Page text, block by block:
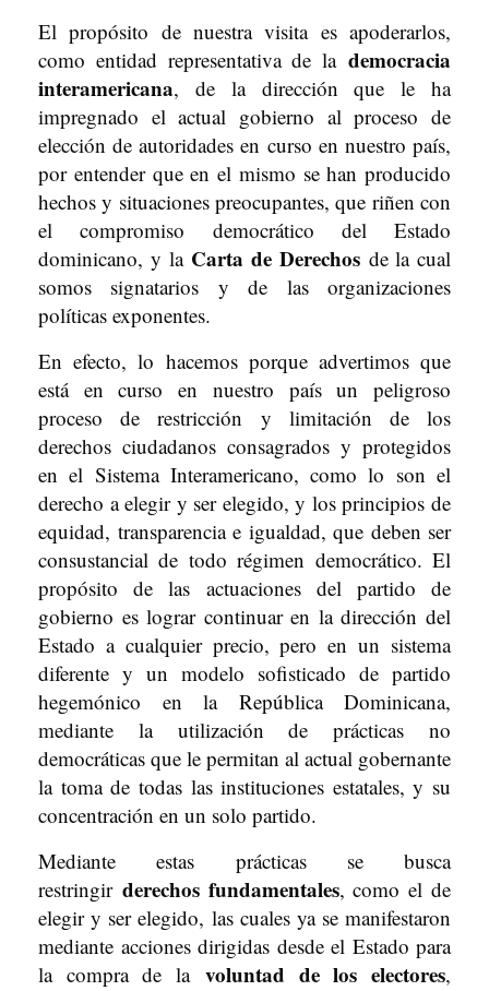
El propósito de nuestra visita es apoderarlos,
como entidad representativa de lademocracia
interamericana, de la dirección que le ha
impregnado el actual gobierno al proceso de
elección de autoridades en curso en nuestro país,
por entender que en el mismo se han producido
hechos y situaciones preocupantes, que riñen con
el compromiso democrático del Estado
dominicano, y laCarta de Derechosde la cual
somos signatarios y de las organizaciones
políticas exponentes.
En efecto, lo hacemos porque advertimos que
está en curso en nuestro país un peligroso
proceso de restricción y limitación de los
derechos ciudadanos consagrados y protegidos
en el Sistema Interamericano, como lo son el
derecho a elegir y ser elegido, y los principios de
equidad, transparencia e igualdad, que deben ser
consustancial de todo régimen democrático. El
propósito de las actuaciones del partido de
gobierno es lograr continuar en la dirección del
Estado a cualquier precio, pero en un sistema
diferente y un modelo sofisticado de partido
hegemónico en la República Dominicana,
mediante la utilización de prácticas no
democráticas que le permitan al actual gobernante
la toma de todas las instituciones estatales, y su
concentración en un solo partido.
Mediante estas prácticas se busca
restringir derechos fundamentales, como el de
elegir y ser elegido, las cuales ya se manifestaron
mediante acciones dirigidas desde el Estado para
la compra de lavoluntad de los electores,